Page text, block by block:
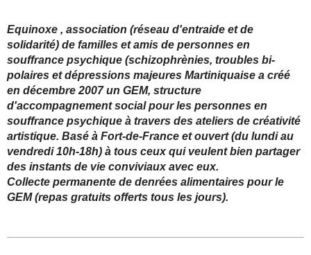
Equinoxe , association (réseau d'entraide et de
solidarité) de familles et amis de personnes en
souffrance psychique (schizophrènies, troubles bi-
polaires et dépressions majeures Martiniquaise a créé
en décembre 2007 un GEM, structure
d'accompagnement social pour les personnes en
souffrance psychique à travers des ateliers de créativité
artistique. Basé à Fort-de-France et ouvert (du lundi au
vendredi 10h-18h) à tous ceux qui veulent bien partager
des instants de vie conviviaux avec eux.
Collecte permanente de denrées alimentaires pour le
GEM (repas gratuits offerts tous les jours).